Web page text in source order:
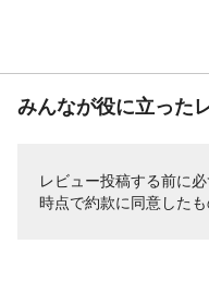
みんなが役に立った
レビュー投稿する前に
時点で約款に同意したも